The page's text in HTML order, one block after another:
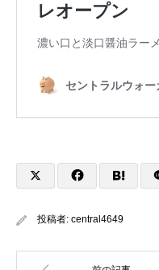
投稿者: central4649